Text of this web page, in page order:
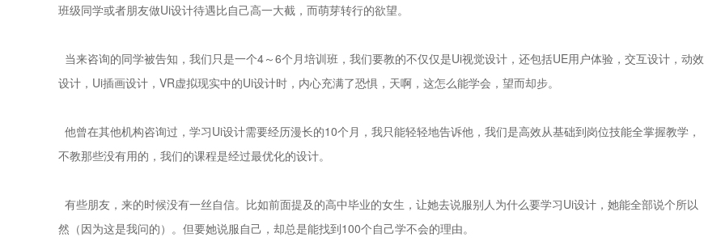
班级同学或者朋友做Ui设计待遇比自己高一大截，而萌芽转行的欲望。
当来咨询的同学被告知，我们只是一个4～6个月培训班，我们要教的不仅仅是Ui视觉设计，还包括UE用户体验，交互设计，动效
设计，Ui插画设计，VR虚拟现实中的Ui设计时，内心充满了恐惧，天啊，这怎么能学会，望而却步。
他曾在其他机构咨询过，学习Ui设计需要经历漫长的10个月，我只能轻轻地告诉他，我们是高效从基础到岗位技能全掌握教学，
不教那些没有用的，我们的课程是经过最优化的设计。
有些朋友，来的时候没有一丝自信。比如前面提及的高中毕业的女生，让她去说服别人为什么要学习Ui设计，她能全部说个所以
然（因为这是我问的）。但要她说服自己，却总是能找到100个自己学不会的理由。